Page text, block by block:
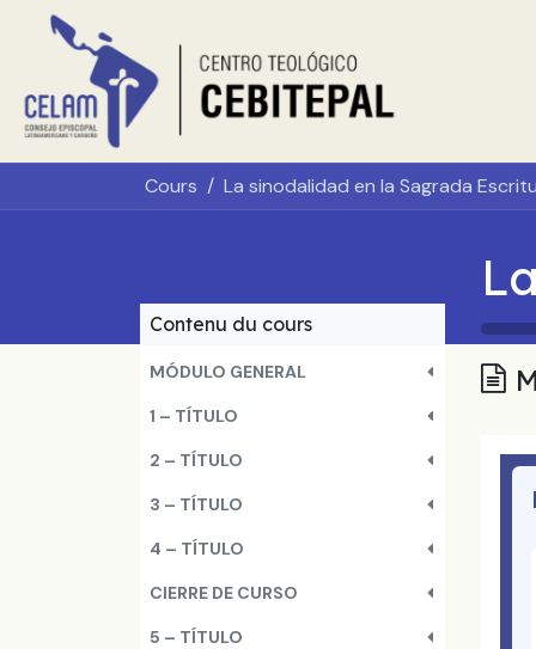
Se rendre au contenu
Cours
Contenu du cours
MÓDULO GENERAL
1 – TÍTULO
2 – TÍTULO
3 – TÍTULO
4 – TÍTULO
CIERRE DE CURSO
5 – TÍTULO